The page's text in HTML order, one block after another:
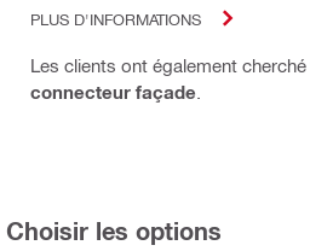
PLUS D'INFORMATIONS
Les clients ont également cherché
connecteur façade
Choisir les options